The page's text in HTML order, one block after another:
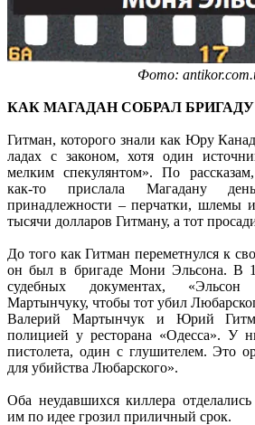
Фото:
КАК МАГАДАН СОБРАЛ БРИГАДУ
Гитман, которого знали как Юру
ладах с законом, хотя один
мелким спекулянтом». По
как-то прислала Магадану
принадлежности – перчатки, шлемы
тысячи долларов Гитману, а тот
До того как Гитман переметнулся к
он был в бригаде Мони Эльсона. В
судебных документах,
Мартынчуку, чтобы тот убил
Валерий Мартынчук и Юрий
полицией у ресторана «Одесса». У
пистолета, один с глушителем. Это
для убийства Любарского».
Оба неудавшихся киллера
им по идее грозил приличный срок.